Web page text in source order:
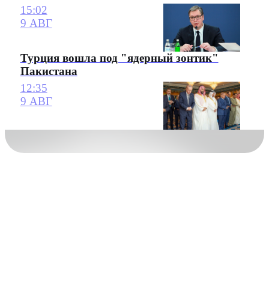
15:02
9 АВГ
Турция вошла под "ядерный зонтик"
Пакистана
12:35
9 АВГ